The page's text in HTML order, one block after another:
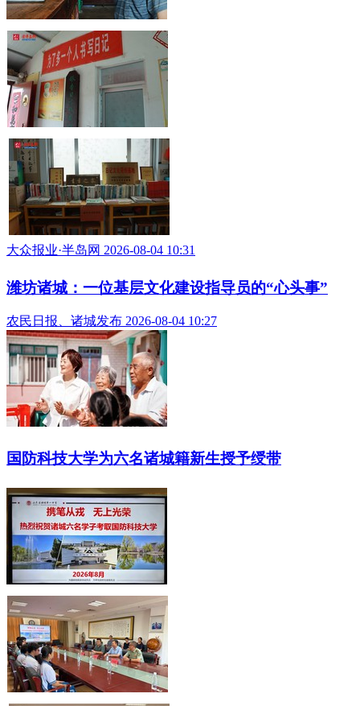
大众报业·半岛网 2026-08-04 10:31
潍坊诸城：一位基层文化建设指导员的“心头事”
农民日报、诸城发布 2026-08-04 10:27
国防科技大学为六名诸城籍新生授予绶带